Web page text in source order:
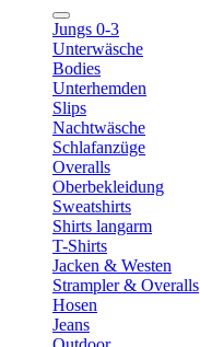
Jungs 0-3
Unterwäsche
Bodies
Unterhemden
Slips
Nachtwäsche
Schlafanzüge
Overalls
Oberbekleidung
Sweatshirts
Shirts langarm
T-Shirts
Jacken & Westen
Strampler & Overalls
Hosen
Jeans